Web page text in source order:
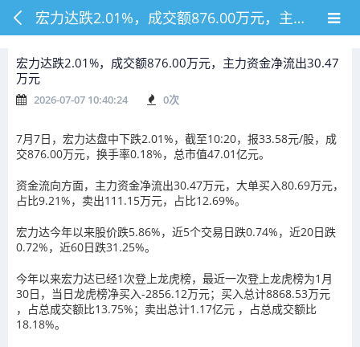
宏力达跌2.01%，成交额876.00万元，主力资金净流出30.47万元
宏力达跌2.01%，成交额876.00万元，主力资金净流出30.47
万元
2026-07-07 10:40:24 0次
7月7日，宏力达盘中下跌2.01%，截至10:20，报33.58元/股，成
交876.00万元，换手率0.18%，总市值47.01亿元。
资金流向方面，主力资金净流出30.47万元，大单买入80.69万元，
占比9.21%，卖出111.15万元，占比12.69%。
宏力达今年以来股价跌5.86%，近5个交易日跌0.74%，近20日跌
0.72%，近60日跌31.25%。
今年以来宏力达已经1次登上龙虎榜，最近一次登上龙虎榜为1月
30日，当日龙虎榜净买入-2856.12万元；买入总计8868.53万元
，占总成交额比13.75%；卖出总计1.17亿元 ，占总成交额比
18.18%。